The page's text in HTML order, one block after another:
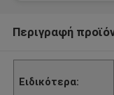
Περιγραφή
Ειδικότερα: